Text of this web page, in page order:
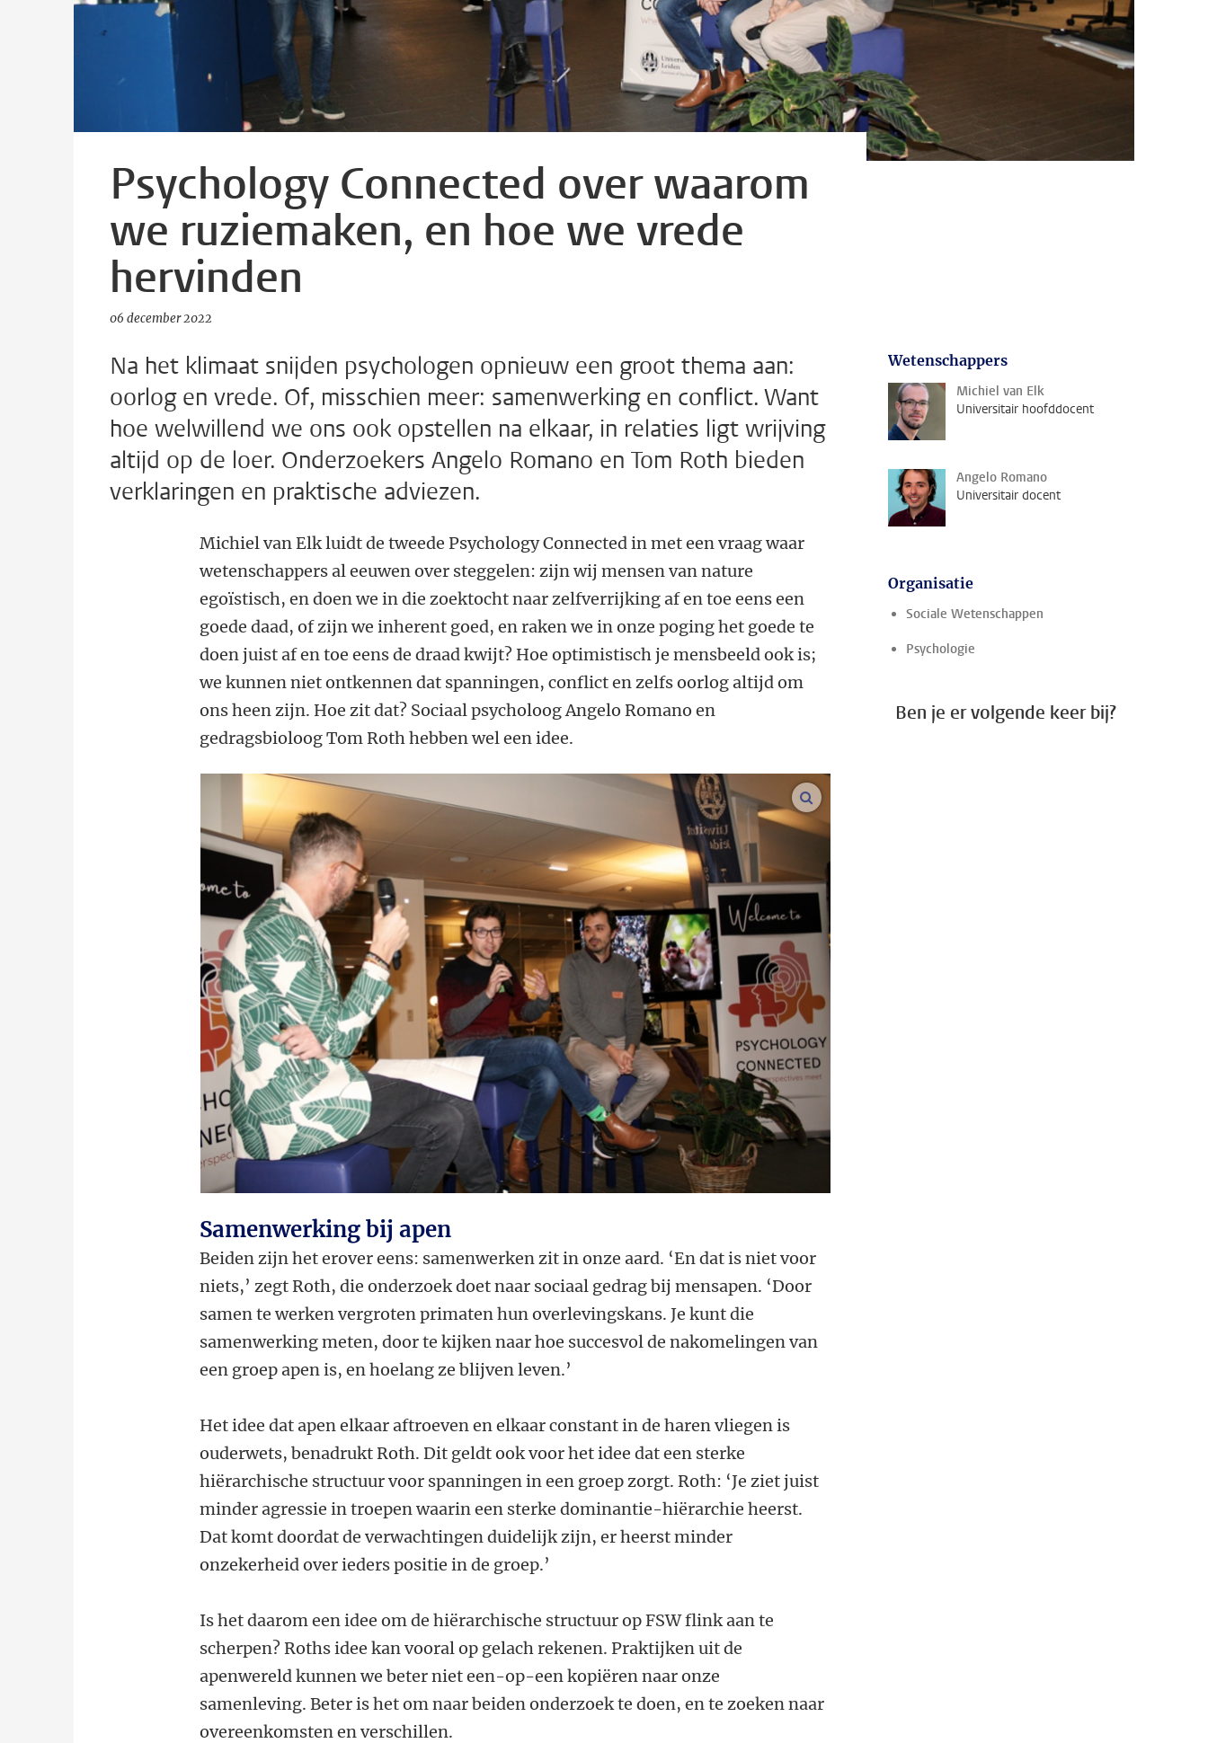
Psychology Connected over waarom
we ruziemaken, en hoe we vrede
hervinden
06 december 2022
Na het klimaat snijden psychologen opnieuw een groot thema aan:
oorlog en vrede. Of, misschien meer: samenwerking en conflict. Want
hoe welwillend we ons ook opstellen na elkaar, in relaties ligt wrijving
altijd op de loer. Onderzoekers Angelo Romano en Tom Roth bieden
verklaringen en praktische adviezen.
Michiel van Elk luidt de tweede Psychology Connected in met een vraag waar
wetenschappers al eeuwen over steggelen: zijn wij mensen van nature
egoïstisch, en doen we in die zoektocht naar zelfverrijking af en toe eens een
goede daad, of zijn we inherent goed, en raken we in onze poging het goede te
doen juist af en toe eens de draad kwijt? Hoe optimistisch je mensbeeld ook is;
we kunnen niet ontkennen dat spanningen, conflict en zelfs oorlog altijd om
ons heen zijn. Hoe zit dat? Sociaal psycholoog Angelo Romano en
gedragsbioloog Tom Roth hebben wel een idee.
vergroot afbeeldingen
Samenwerking bij apen
Beiden zijn het erover eens: samenwerken zit in onze aard. ‘En dat is niet voor
niets,’ zegt Roth, die onderzoek doet naar sociaal gedrag bij mensapen. ‘Door
samen te werken vergroten primaten hun overlevingskans. Je kunt die
samenwerking meten, door te kijken naar hoe succesvol de nakomelingen van
een groep apen is, en hoelang ze blijven leven.’
Het idee dat apen elkaar aftroeven en elkaar constant in de haren vliegen is
ouderwets, benadrukt Roth. Dit geldt ook voor het idee dat een sterke
hiërarchische structuur voor spanningen in een groep zorgt. Roth: ‘Je ziet juist
minder agressie in troepen waarin een sterke dominantie-hiërarchie heerst.
Dat komt doordat de verwachtingen duidelijk zijn, er heerst minder
onzekerheid over ieders positie in de groep.’
Is het daarom een idee om de hiërarchische structuur op FSW flink aan te
scherpen? Roths idee kan vooral op gelach rekenen. Praktijken uit de
apenwereld kunnen we beter niet een-op-een kopiëren naar onze
samenleving. Beter is het om naar beiden onderzoek te doen, en te zoeken naar
overeenkomsten en verschillen.
Wetenschappers
Michiel van Elk
Universitair hoofddocent
Angelo Romano
Universitair docent
Organisatie
Sociale Wetenschappen
Psychologie
Ben je er volgende keer bij?